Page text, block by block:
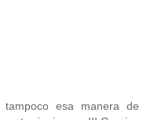
esa manera de